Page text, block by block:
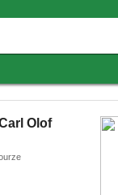
Olof